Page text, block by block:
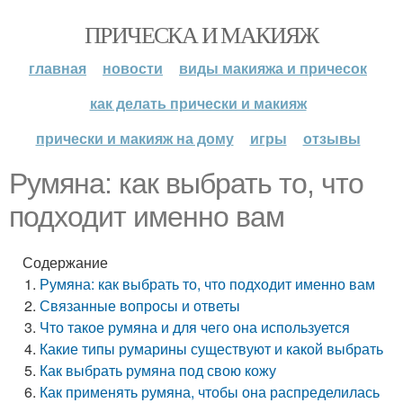
ПРИЧЕСКА И МАКИЯЖ
главная новости
виды макияжа и причесок
как делать прически и макияж
прически и макияж на дому
игры отзывы
Румяна: как выбрать то, что
подходит именно вам
Содержание
Румяна: как выбрать то, что подходит именно вам
Связанные вопросы и ответы
Что такое румяна и для чего она используется
Какие типы румарины существуют и какой выбрать
Как выбрать румяна под свою кожу
Как применять румяна, чтобы она распределилась